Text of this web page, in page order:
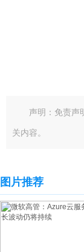
声明：免责声
关内容。
图片推荐